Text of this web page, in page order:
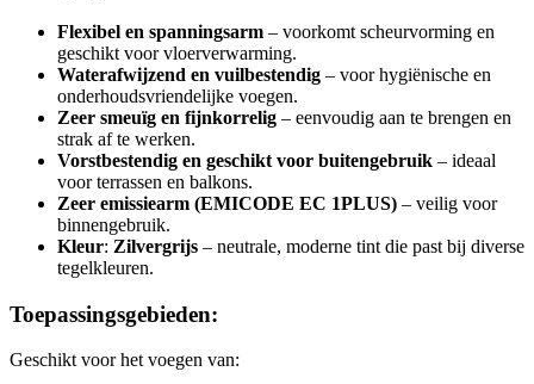
Flexibel en spanningsarm – voorkomt scheurvorming en
geschikt voor vloerverwarming.
Waterafwijzend en vuilbestendig – voor hygiënische en
onderhoudsvriendelijke voegen.
Zeer smeuïg en fijnkorrelig – eenvoudig aan te brengen en
strak af te werken.
Vorstbestendig en geschikt voor buitengebruik – ideaal
voor terrassen en balkons.
Zeer emissiearm (EMICODE EC 1PLUS) – veilig voor
binnengebruik.
Kleur: Zilvergrijs – neutrale, moderne tint die past bij diverse
tegelkleuren.
Toepassingsgebieden:
Geschikt voor het voegen van: